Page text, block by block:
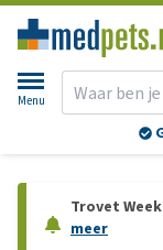
Menu
Trovet
meer